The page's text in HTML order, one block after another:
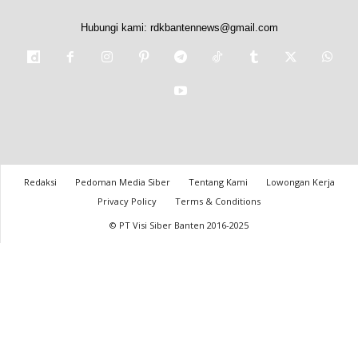
Hubungi kami: rdkbantennews@gmail.com
Redaksi Pedoman Media Siber Tentang Kami
Lowongan Kerja
Privacy Policy
Terms & Conditions
© PT Visi Siber Banten 2016-2025